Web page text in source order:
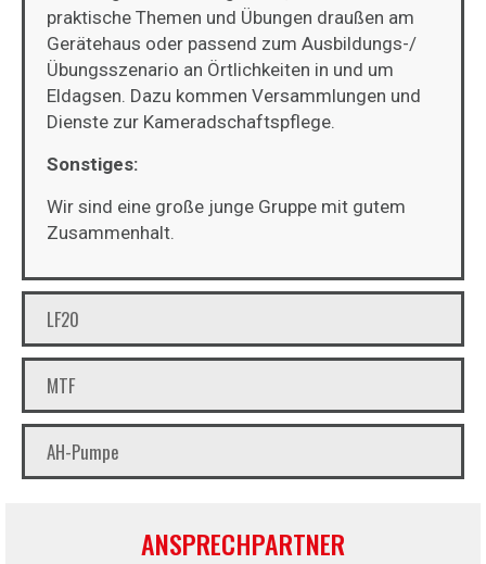
praktische Themen und Übungen draußen am
Gerätehaus oder passend zum Ausbildungs-/
Übungsszenario an Örtlichkeiten in und um
Eldagsen. Dazu kommen Versammlungen und
Dienste zur Kameradschaftspflege.
Sonstiges:
Wir sind eine große junge Gruppe mit gutem
Zusammenhalt.
LF20
MTF
AH-Pumpe
ANSPRECHPARTNER